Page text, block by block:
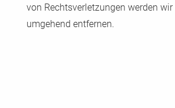
von Rechtsverletzungen werden
umgehend entfernen.